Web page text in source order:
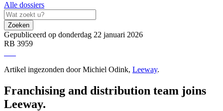
Alle dossiers
Zoeken
Gepubliceerd op donderdag 22 januari 2026
RB 3959
Artikel ingezonden door Michiel Odink, Leeway.
Franchising and distribution team joins
Leeway.